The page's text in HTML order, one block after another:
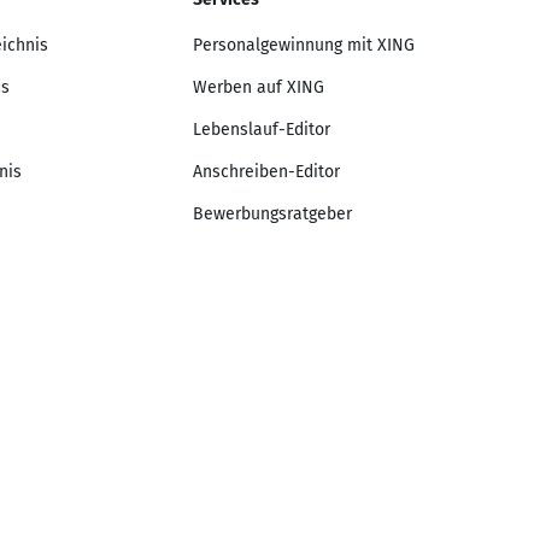
Personalgewinnung mit XING
Werben auf XING
Lebenslauf-Editor
Anschreiben-Editor
Bewerbungsratgeber